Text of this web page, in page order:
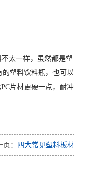
太一样，虽然都是塑
塑料饮料瓶，也可以
片材更硬一点，耐冲
页： 四大常见塑料板材